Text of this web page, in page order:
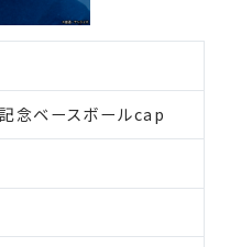
念ベースボールcap